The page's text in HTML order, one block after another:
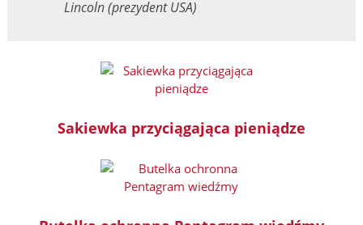
Lincoln (prezydent USA)
Sakiewka przyciągająca pieniądze